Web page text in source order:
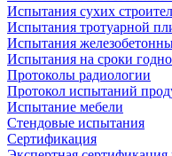
Испытания сухих
Испытания тротуарной
Испытания
Испытания на сроки
Протоколы радиологии
Протокол испытаний
Испытание мебели
Стендовые испытания
Сертификация